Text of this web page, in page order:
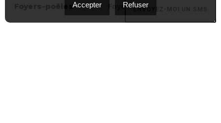
Foyers-poêles Foyer au boisENVOYEZ-MOI UN SMS
Accepter Refuser